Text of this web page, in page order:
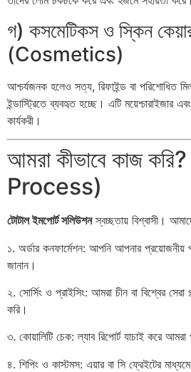
গ) কসমেটিকস ও স্কিন
(Cosmetics)
আশ্চর্যজনক হলেও সত্য, রিফাইন্ড বা পরিশোধিত
ইন্ডাস্ট্রিতে ব্যবহৃত হচ্ছে। এটি ময়েশ্চারাইজার
কার্যকরী।
আমরা কীভাবে কাজ
Process)
টোটাল ইমপোর্ট সলিউশনস্বচ্ছতায় বিশ্বাসী।
১. অর্ডার কনফার্মেশন: আপনি আপনার প্রয়োজনীয়
জানান।
২. সোর্সিং ও প্রাইসিং: আমরা চীন বা বিশ্বের সেরা
করি।
৩. কোয়ালিটি চেক: ল্যাব রিপোর্ট যাচাই করে আমরা
৪. শিপিং ও কাস্টমস: এয়ার বা সি ফ্রেইটের